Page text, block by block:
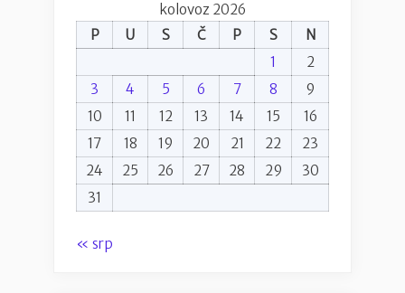
kolovoz 2026
P
U S Č P S
N
1
2
3
4 5 6 7 8
9
10
11 12 13 14 15
16
17
18 19 20 21 22
23
24
25 26 27 28 29
30
31
« srp